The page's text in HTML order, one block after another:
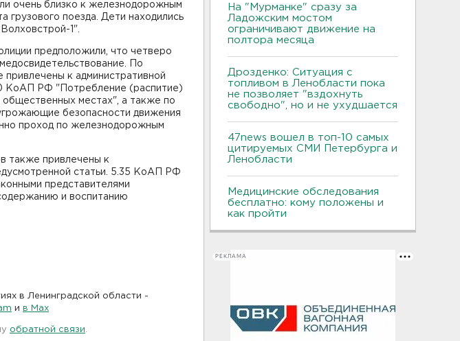
очень близко к железнодорожным
грузового поезда. Дети находились
1".
предположили, что четверо
По
к административной
КоАП РФ "Потребление (распитие)
общественных местах", а также по
безопасности движения
проход по железнодорожным
также привлечены к
статьи. 5.35 КоАП РФ
представителями
и воспитанию
в Ленинградской области -
и в Maх
обратной связи
На "Мурманке" сразу за
Ладожским мостом
ограничивают движение на
полтора месяца
Дрозденко: Ситуация с
топливом в Ленобласти пока
не позволяет "вздохнуть
свободно", но и не ухудшается
47news вошел в топ-10 самых
цитируемых СМИ Петербурга и
Ленобласти
Медицинские обследования
бесплатно: кому положены и
как пройти
РЕКЛАМА